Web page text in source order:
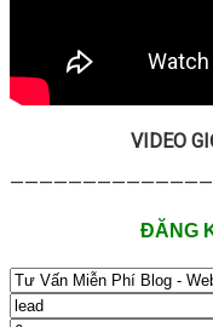
VIDEO
ĐĂNG